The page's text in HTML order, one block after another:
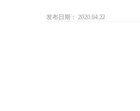
发布日期： 2020.04.22